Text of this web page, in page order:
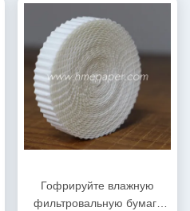
Гофрируйте влажную
фильтровальную бумагу